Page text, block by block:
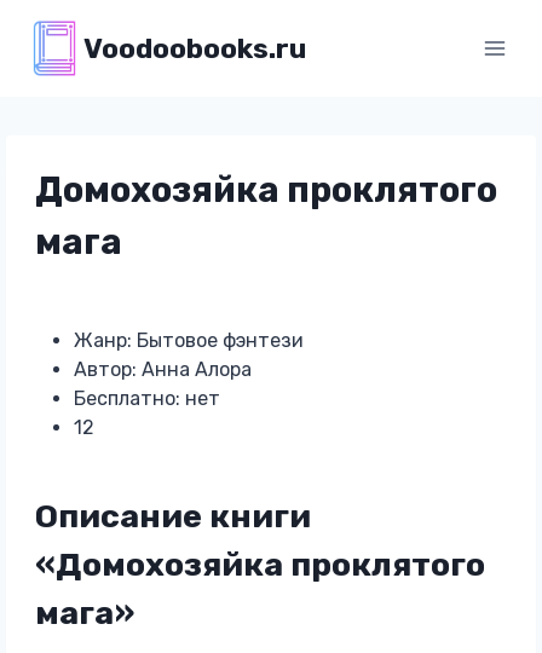
содержимому
Voodoobooks.ru
Домохозяйка проклятого
мага
Жанр: Бытовое фэнтези
Автор: Анна Алора
Бесплатно: нет
12
Описание книги
«Домохозяйка проклятого
мага»